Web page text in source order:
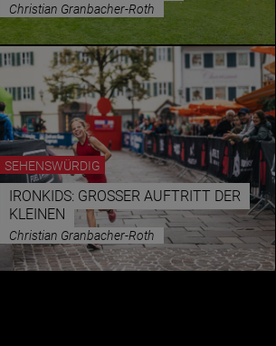
Christian Granbacher-Roth
SEHENSWÜRDIG
IRONKIDS: GROSSER AUFTRITT DER K
LEINEN
Christian Granbacher-Roth